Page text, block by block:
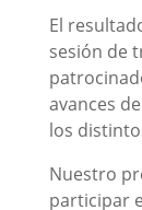
El
sesión de
avances
los
Nuestro
participar